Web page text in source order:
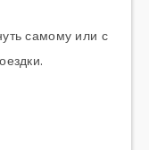
самому или с